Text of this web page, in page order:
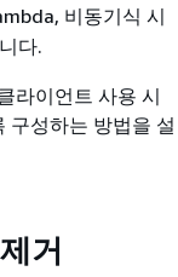
비동기식 시
다.
라이언트 사용 시
구성하는 방법을 설
거